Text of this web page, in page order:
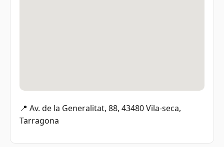
📍 Av. de la Generalitat, 88, 43480 Vila-seca,
Tarragona